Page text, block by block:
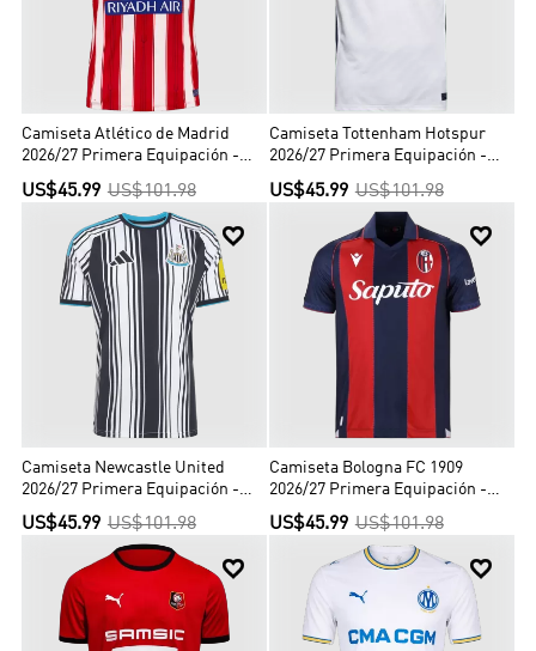
Camiseta Atlético de Madrid
2026/27 Primera Equipación -
Versión Hincha
US$45.99 US$101.98
Camiseta Tottenham Hotspur
2026/27 Primera Equipación -
Versión Hincha
US$45.99 US$101.98

Camiseta Newcastle United
2026/27 Primera Equipación -
Versión Hincha
US$45.99 US$101.98

Camiseta Bologna FC 1909
2026/27 Primera Equipación -
Versión Hincha
US$45.99 US$101.98
 